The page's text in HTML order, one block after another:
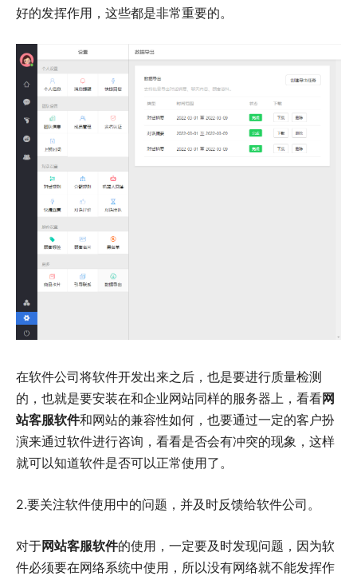
好的发挥作用，这些都是非常重要的。
在软件公司将软件开发出来之后，也是要进行质量检测
的，也就是要安装在和企业网站同样的服务器上，看看网
站客服软件和网站的兼容性如何，也要通过一定的客户扮
演来通过软件进行咨询，看看是否会有冲突的现象，这样
就可以知道软件是否可以正常使用了。
2.要关注软件使用中的问题，并及时反馈给软件公司。
对于网站客服软件的使用，一定要及时发现问题，因为软
件必须要在网络系统中使用，所以没有网络就不能发挥作